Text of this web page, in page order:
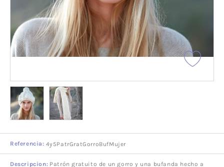
Referencia: 4y5PatrGratGorroBufMujer
Descripcion: Patrón gratuito de un gorro y una bufanda hecho a